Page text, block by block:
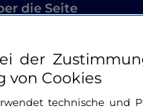
die Seite
der
von Cookies
technische und